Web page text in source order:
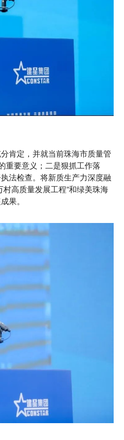
肯定，并就当前珠海市质量管
重要意义；二是狠抓工作落
法检查。将新质生产力深度融
高质量发展工程”和绿美珠海
果。